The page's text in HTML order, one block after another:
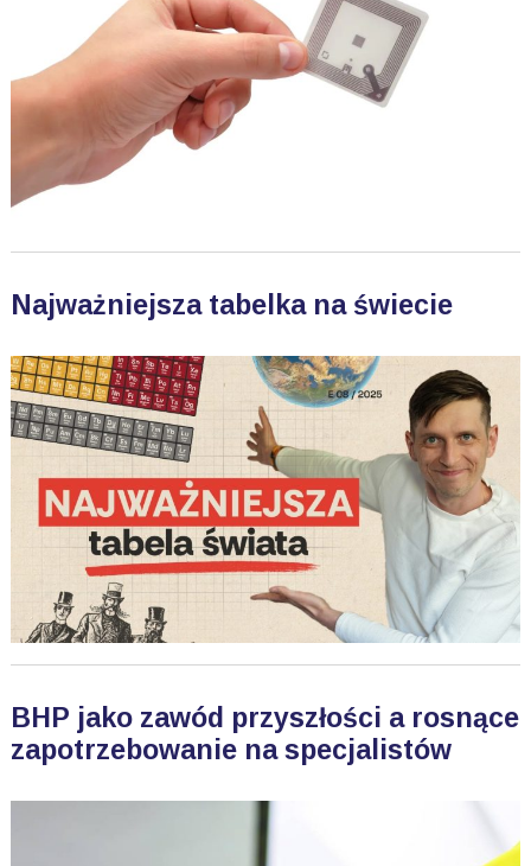
Najważniejsza tabelka na świecie
BHP jako zawód przyszłości a rosnące
zapotrzebowanie na specjalistów